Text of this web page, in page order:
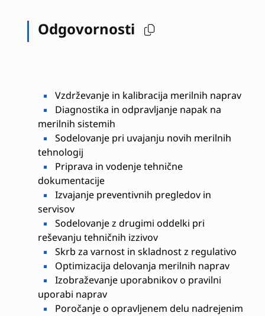
Odgovornosti
Vzdrževanje in kalibracija merilnih naprav
Diagnostika in odpravljanje napak na
merilnih sistemih
Sodelovanje pri uvajanju novih merilnih
tehnologij
Priprava in vodenje tehnične
dokumentacije
Izvajanje preventivnih pregledov in
servisov
Sodelovanje z drugimi oddelki pri
reševanju tehničnih izzivov
Skrb za varnost in skladnost z regulativo
Optimizacija delovanja merilnih naprav
Izobraževanje uporabnikov o pravilni
uporabi naprav
Poročanje o opravljenem delu nadrejenim